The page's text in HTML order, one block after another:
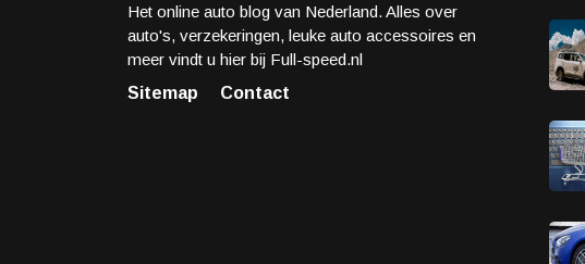
Het online auto blog van Nederland. Alles over
auto's, verzekeringen, leuke auto accessoires en
meer vindt u hier bij Full-speed.nl
Sitemap
Contact